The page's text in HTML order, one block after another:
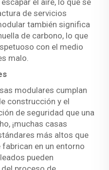
de servicios
también significa
de carbono, lo que
con el medio
malo.
modulares cumplan
construcción y el
de seguridad que una
¡muchas casas
más altos que
en un entorno
pueden